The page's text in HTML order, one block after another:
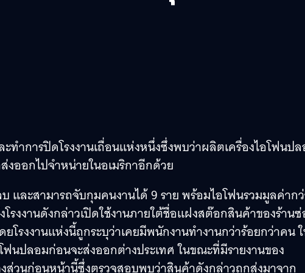
ทำการปิดโรงงานเถื่อนแห่งหนึ่งซึ่งพบว่าผลิตเครื่องไอโฟนป
งออกไปจำหน่ายในอเมริกาอีกด้วย
และสามารถจับกุมคนงานได้ 9 ราย พร้อมไอโฟนรวมมูลค่าก
งงานดังกล่าวเปิดใช้งานภายใต้ชื่อแฝงสต๊อกสินค้าของร้าน
รงงานแห่งนี้ถูกระบุว่าเคยมีพนักงานทำงานกว่าร้อยกว่าคน
นปลอมก่อนจะส่งออกต่างประเทศ ในขณะที่มีรายงานของ
ส่วนก่อนหน้านี้ซึ่งตรวจสอบพบว่าสินค้าดังกล่าวถูกส่งมาจาก